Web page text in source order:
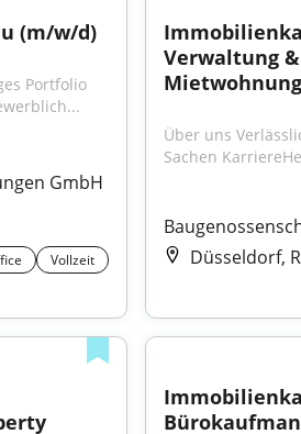
(m/w/d)
Portfolio
GmbH
Vollzeit
Verwaltung
Über uns
Sachen
Düsseldorf,